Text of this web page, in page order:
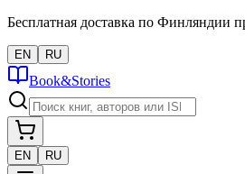
Бесплатная доставка по Финляндии
EN RU
Book&Stories
EN RU